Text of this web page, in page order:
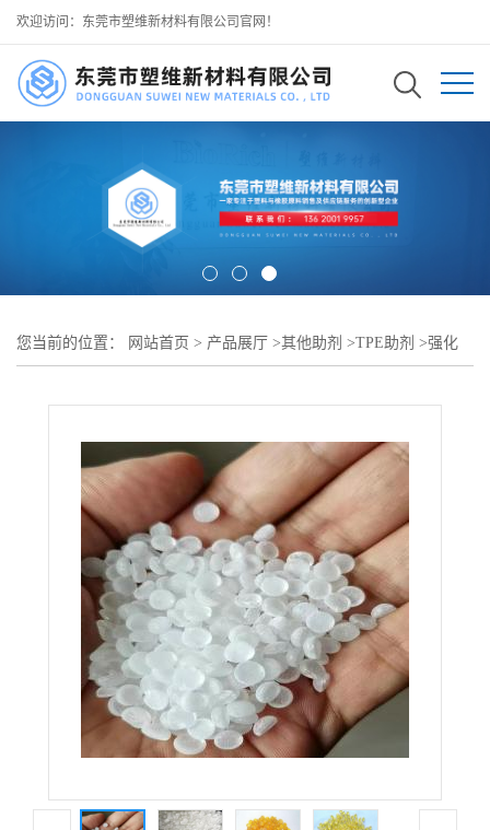
欢迎访问：东莞市塑维新材料有限公司官网！
您当前的位置： 网站首页 > 产品展厅 >其他助剂 >TPE助剂 >强化